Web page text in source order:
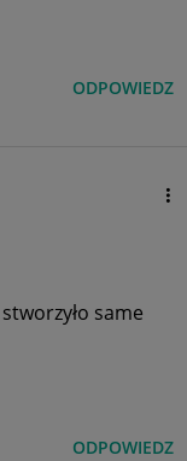
ODPOWIEDZ
same
ODPOWIEDZ